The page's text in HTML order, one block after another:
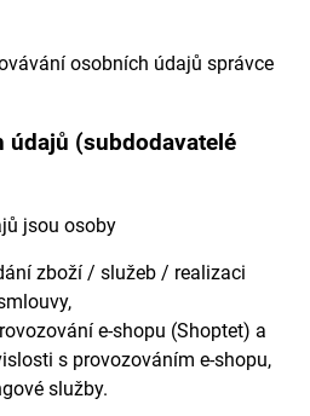
osobních údajů správce
údajů (subdodavatelé
jsou osoby
zboží / služeb / realizaci
e-shopu (Shoptet) a
s provozováním e-shopu,
služby.